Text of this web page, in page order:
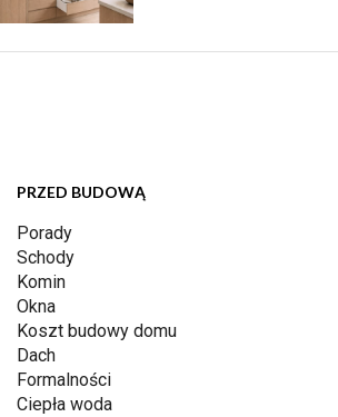
PRZED BUDOWĄ
Porady
Schody
Komin
Okna
Koszt budowy domu
Dach
Formalności
Ciepła woda